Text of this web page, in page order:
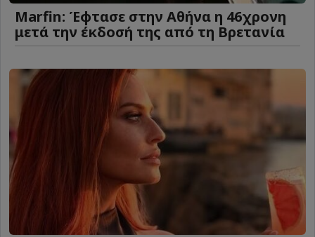
Marfin: Έφτασε στην Αθήνα η 46χρονη
μετά την έκδοσή της από τη Βρετανία